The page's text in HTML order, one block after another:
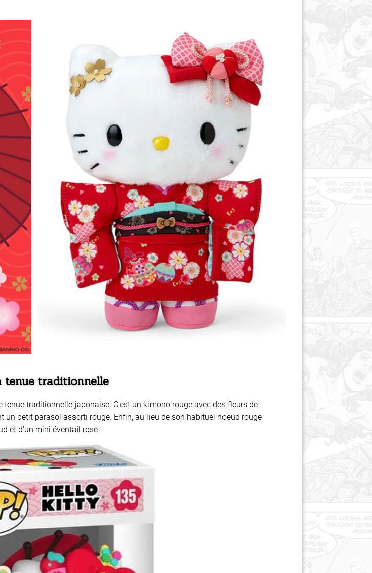
tenue traditionnelle
traditionnelle japonaise. C'est un kimono rouge avec des fleurs de
petit parasol assorti rouge. Enfin, au lieu de son habituel noeud rouge
et d'un mini éventail rose.